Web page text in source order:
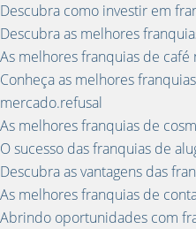
Descubra como investir em
Descubra as melhores
As melhores franquias de
Conheça as melhores
mercado.refusal
As melhores franquias de
O sucesso das franquias de
Descubra as vantagens das
As melhores franquias de
Abrindo oportunidades com